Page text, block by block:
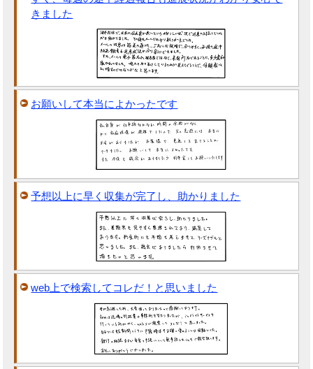
きました
お願いして本当によかったです
予想以上に早く収集が完了し、助かりました
web上で検索してコレだ！と思いました